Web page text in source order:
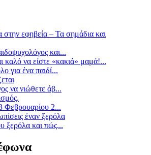
εφηβεία – Τα σημάδια και
και...
καλό να είστε «κακιά» μαμά!...
για ένα παιδί...
να νιώθετε άβ...
Φεβρουαρίου 2...
έναν ξερόλα
ξερόλα και πώς...